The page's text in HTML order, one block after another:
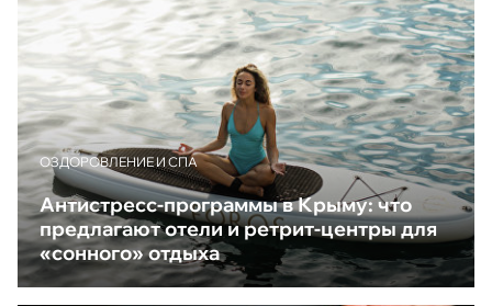
ОЗДОРОВЛЕНИЕ И СПА
Антистресс-программы в Крыму: что
предлагают отели и ретрит-центры для
«сонного» отдыха